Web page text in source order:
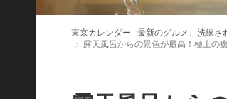
東京カレンダー | 最新のグルメ、洗練さ
露天風呂からの景色が最高！極上の